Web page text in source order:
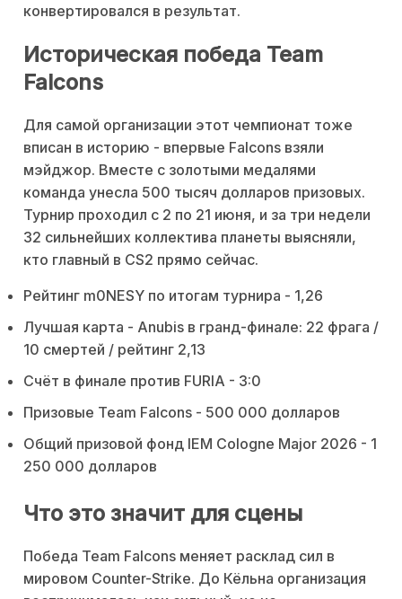
конвертировался в результат.
Историческая победа Team
Falcons
Для самой организации этот чемпионат тоже
вписан в историю - впервые Falcons взяли
мэйджор. Вместе с золотыми медалями
команда унесла 500 тысяч долларов призовых.
Турнир проходил с 2 по 21 июня, и за три недели
32 сильнейших коллектива планеты выясняли,
кто главный в CS2 прямо сейчас.
Рейтинг m0NESY по итогам турнира - 1,26
Лучшая карта - Anubis в гранд-финале: 22 фрага /
10 смертей / рейтинг 2,13
Счёт в финале против FURIA - 3:0
Призовые Team Falcons - 500 000 долларов
Общий призовой фонд IEM Cologne Major 2026 - 1
250 000 долларов
Что это значит для сцены
Победа Team Falcons меняет расклад сил в
мировом Counter-Strike. До Кёльна организация